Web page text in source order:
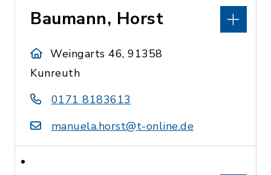
Baumann, Horst
Weingarts 46, 91358
Kunreuth
0171 8183613
manuela.horst@t-online.de